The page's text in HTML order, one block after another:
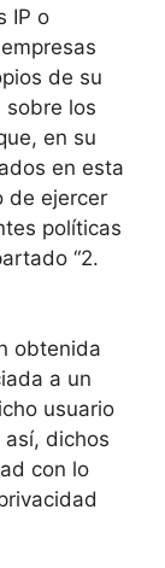
IP o
de su
sobre los
en su
en esta
de ejercer
políticas
“2.
obtenida
a un
usuario
dichos
con lo